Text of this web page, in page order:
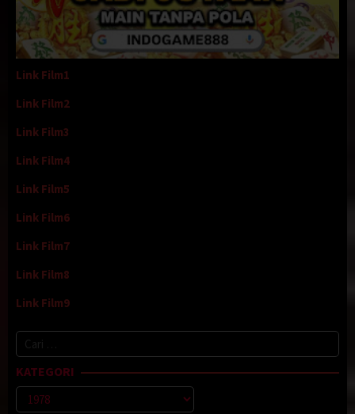
Link Film1
Link Film2
Link Film3
Link Film4
Link Film5
Link Film6
Link Film7
Link Film8
Link Film9
Cari
untuk:
KATEGORI
Kategori